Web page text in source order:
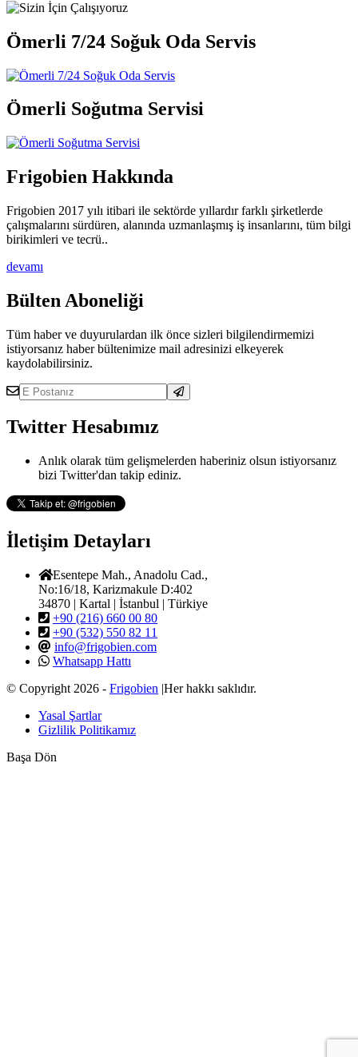
Ömerli 7/24 Soğuk Oda Servis
Ömerli Soğutma Servisi
Frigobien Hakkında
Frigobien 2017 yılı itibari ile sektörde yıllardır farklı şirketlerde
çalışmalarını sürdüren, alanında uzmanlaşmış iş insanlarını, tüm bilgi
birikimleri ve tecrü..
devamı
Bülten Aboneliği
Tüm haber ve duyurulardan ilk önce sizleri bilgilendirmemizi
istiyorsanız haber bültenimize mail adresinizi elkeyerek
kaydolabilirsiniz.
Twitter Hesabımız
Anlık olarak tüm gelişmelerden haberiniz olsun istiyorsanız
bizi Twitter'dan takip ediniz.
İletişim Detayları
Esentepe Mah., Anadolu Cad.,
No:16/18, Karizmakule D:402
34870 | Kartal | İstanbul | Türkiye
+90 (216) 660 00 80
+90 (532) 550 82 11
info@frigobien.com
Whatsapp Hattı
© Copyright 2026 - Frigobien |Her hakkı saklıdır.
Yasal Şartlar
Gizlilik Politikamız
Başa Dön